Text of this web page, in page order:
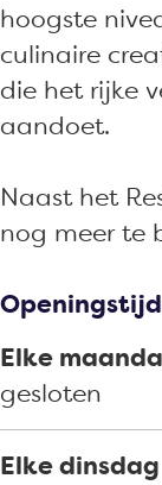
tr
t
i
e
K
l
n
d
r
r
i
e
K
u
n
e
t
hoogste
culinaire
die het rijke
aandoet.
Naast het
nog meer te
Elke
gesloten
Elke dinsdag